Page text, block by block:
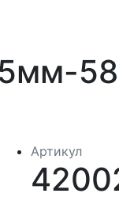
Артикул